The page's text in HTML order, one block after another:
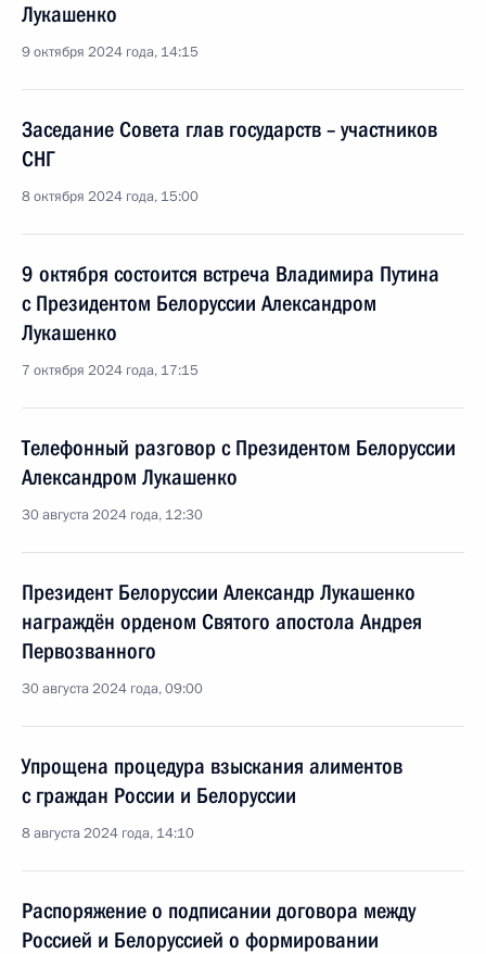
Лукашенко
9 октября 2024 года, 14:15
Заседание Совета глав государств – участников
СНГ
8 октября 2024 года, 15:00
9 октября состоится встреча Владимира Путина
с Президентом Белоруссии Александром
Лукашенко
7 октября 2024 года, 17:15
Телефонный разговор с Президентом Белоруссии
Александром Лукашенко
30 августа 2024 года, 12:30
Президент Белоруссии Александр Лукашенко
награждён орденом Святого апостола Андрея
Первозванного
30 августа 2024 года, 09:00
Упрощена процедура взыскания алиментов
с граждан России и Белоруссии
8 августа 2024 года, 14:10
Распоряжение о подписании договора между
Россией и Белоруссией о формировании